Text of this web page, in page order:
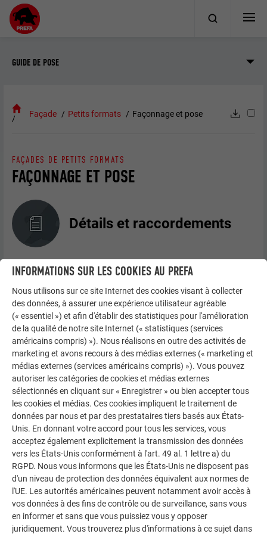
GUIDE DE POSE
Façade Petits formats Façonnage et pose
FAÇONNAGE ET POSE
FAÇADES DE PETITS FORMATS
Détails et raccordements
inférieur / bandes de départ
Angle sortant et angle
rentrant
Raccordement latéral
Raccordement supérieur
INFORMATIONS SUR LES COOKIES AU PREFA
Nous utilisons sur ce site Internet des cookies visant à collecter
des données, à assurer une expérience utilisateur agréable
(« essentiel ») et afin d'établir des statistiques pour l'amélioration
de la qualité de notre site Internet (« statistiques (services
américains compris) »). Nous réalisons en outre des activités de
marketing et avons recours à des médias externes (« marketing et
médias externes (services américains compris) »). Vous pouvez
autoriser les catégories de cookies et médias externes
sélectionnés en cliquant sur « Enregistrer » ou bien accepter tous
les cookies et médias. Ces cookies impliquent le traitement de
données par nous et par des prestataires tiers basés aux États-
Unis. En donnant votre accord pour tous les services, vous
acceptez également explicitement la transmission des données
vers les États-Unis conformément à l'art. 49 al. 1 lettre a) du
RGPD. Nous vous informons que les États-Unis ne disposent pas
d'un niveau de protection des données équivalent aux normes de
l'UE. Les autorités américaines peuvent notamment avoir accès à
vos données à des fins de contrôle ou de surveillance, sans vous
en informer et sans que vous puissiez vous y opposer
juridiquement. Vous trouverez plus d'informations à ce sujet dans